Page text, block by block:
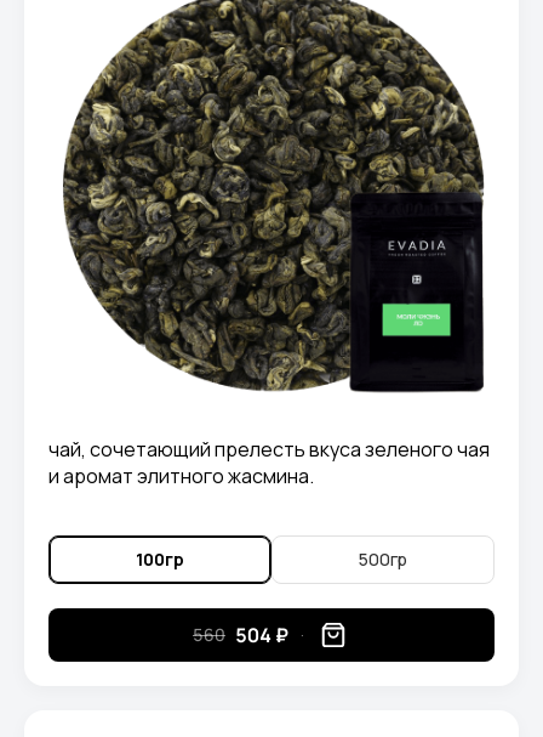
чай, сочетающий прелесть вкуса зеленого чая
и аромат элитного жасмина.
100гр 500гр
560 504 ₽